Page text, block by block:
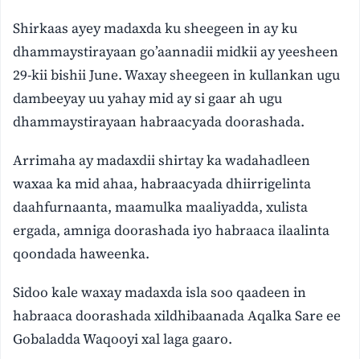
Shirkaas ayey madaxda ku sheegeen in ay ku
dhammaystirayaan go’aannadii midkii ay yeesheen
29-kii bishii June. Waxay sheegeen in kullankan ugu
dambeeyay uu yahay mid ay si gaar ah ugu
dhammaystirayaan habraacyada doorashada.
Arrimaha ay madaxdii shirtay ka wadahadleen
waxaa ka mid ahaa, habraacyada dhiirrigelinta
daahfurnaanta, maamulka maaliyadda, xulista
ergada, amniga doorashada iyo habraaca ilaalinta
qoondada haweenka.
Sidoo kale waxay madaxda isla soo qaadeen in
habraaca doorashada xildhibaanada Aqalka Sare ee
Gobaladda Waqooyi xal laga gaaro.